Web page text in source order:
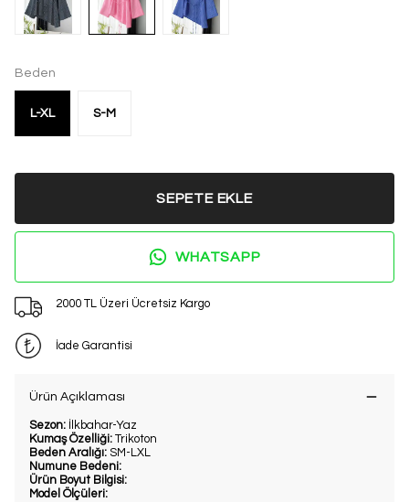
Beden
L-XL S-M
SEPETE EKLE
WHATSAPP
2000 TL Üzeri Ücretsiz Kargo
İade Garantisi
Ürün Açıklaması
Sezon: İlkbahar-Yaz
Kumaş Özelliği: Trikoton
Beden Aralığı: SM-LXL
Numune Bedeni:
Ürün Boyut Bilgisi:
Model Ölçüleri: